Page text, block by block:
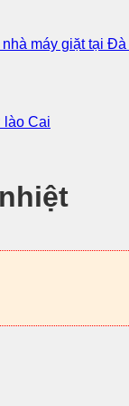
máy giặt tại Đà
lào Cai